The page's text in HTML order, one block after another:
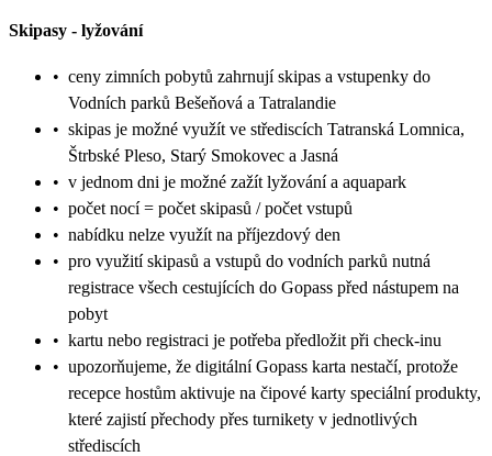
Skipasy - lyžování
• ceny zimních pobytů zahrnují skipas a vstupenky do
Vodních parků Bešeňová a Tatralandie
• skipas je možné využít ve střediscích Tatranská Lomnica,
Štrbské Pleso, Starý Smokovec a Jasná
• v jednom dni je možné zažít lyžování a aquapark
• počet nocí = počet skipasů / počet vstupů
• nabídku nelze využít na příjezdový den
• pro využití skipasů a vstupů do vodních parků nutná
registrace všech cestujících do Gopass před nástupem na
pobyt
• kartu nebo registraci je potřeba předložit při check-inu
• upozorňujeme, že digitální Gopass karta nestačí, protože
recepce hostům aktivuje na čipové karty speciální produkty,
které zajistí přechody přes turnikety v jednotlivých
střediscích